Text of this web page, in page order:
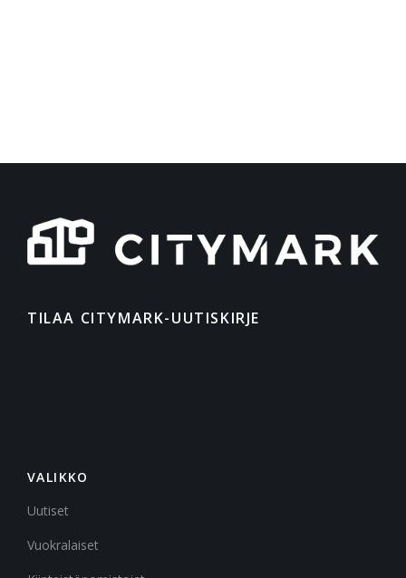
TILAA CITYMARK-UUTISKIRJE
VALIKKO
Uutiset
Vuokralaiset